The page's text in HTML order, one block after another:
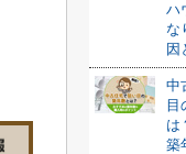
ハ
な
因
中
目
は
築